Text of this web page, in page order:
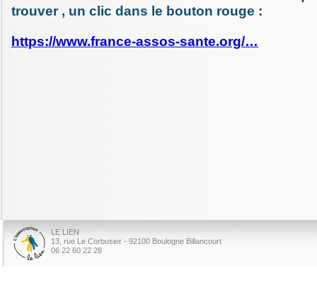
trouver , un clic dans le bouton rouge :
https://www.france-assos-sante.org/…
LE LIEN
13, rue Le Corbusier - 92100 Boulogne Billancourt
06 22 60 22 28